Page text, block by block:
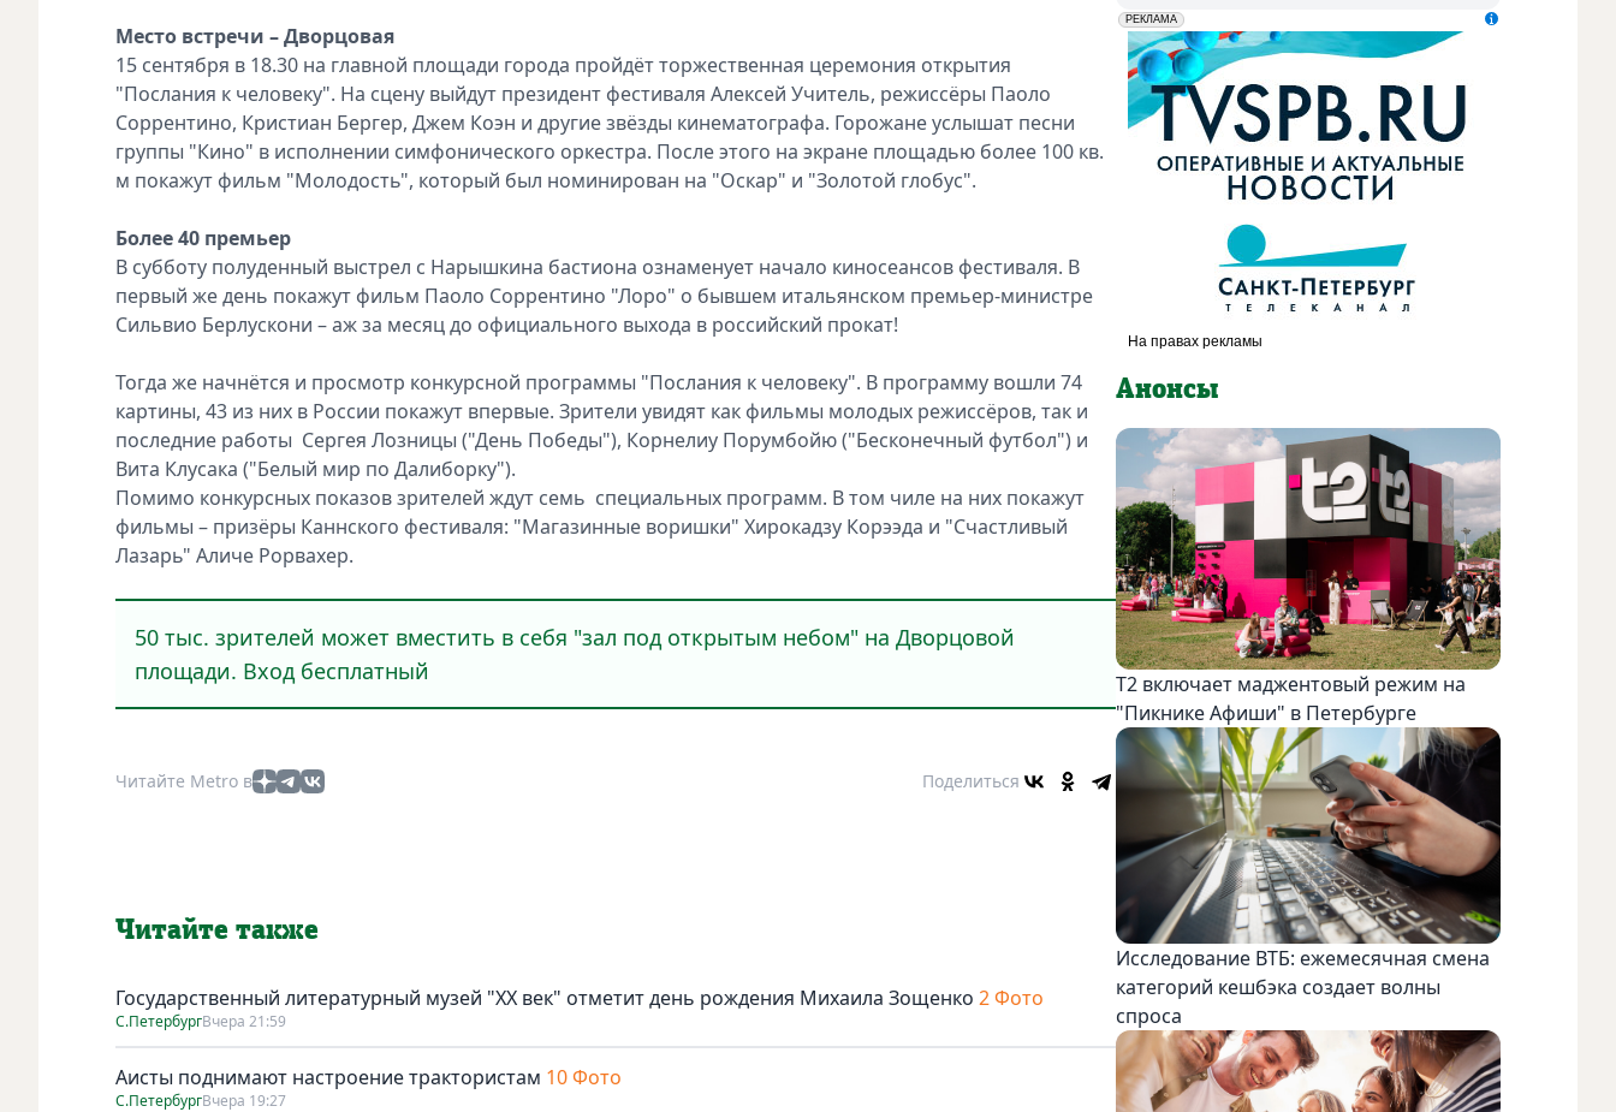
Место встречи – Дворцовая
15 сентября в 18.30 на главной площади города пройдёт торжественная церемония открытия
"Послания к человеку". На сцену выйдут президент фестиваля Алексей Учитель, режиссёры Паоло
Соррентино, Кристиан Бергер, Джем Коэн и другие звёзды кинематографа. Горожане услышат песни
группы "Кино" в исполнении симфонического оркестра. После этого на экране площадью более 100 кв.
м покажут фильм "Молодость", который был номинирован на "Оскар" и "Золотой глобус".
Более 40 премьер
В субботу полуденный выстрел с Нарышкина бастиона ознаменует начало киносеансов фестиваля. В
первый же день покажут фильм Паоло Соррентино "Лоро" о бывшем итальянском премьер-министре
Сильвио Берлускони – аж за месяц до официального выхода в российский прокат!
Тогда же начнётся и просмотр конкурсной программы "Послания к человеку". В программу вошли 74
картины, 43 из них в России покажут впервые. Зрители увидят как фильмы молодых режиссёров, так и
последние работы Сергея Лозницы ("День Победы"), Корнелиу Порумбойю ("Бесконечный футбол") и
Вита Клусака ("Белый мир по Далиборку").
Помимо конкурсных показов зрителей ждут семь специальных программ. В том чиле на них покажут
фильмы – призёры Каннского фестиваля: "Магазинные воришки" Хирокадзу Корээда и "Счастливый
Лазарь" Аличе Рорвахер.
50 тыс. зрителей может вместить в себя "зал под открытым небом" на Дворцовой
площади. Вход бесплатный
Читайте Metro в Поделиться
Читайте также
Государственный литературный музей "ХХ век" отметит день рождения Михаила Зощенко 2 Фото
С.ПетербургВчера 21:59
Аисты поднимают настроение трактористам 10 Фото
С.ПетербургВчера 19:27
erid: LdtCK5udn
РЕКЛАМА
АО "ГАТР", ИНН: 7841320717
Анонсы
Т2 включает маджентовый режим на
"Пикнике Афиши" в Петербурге
Исследование ВТБ: ежемесячная смена
категорий кешбэка создает волны
спроса